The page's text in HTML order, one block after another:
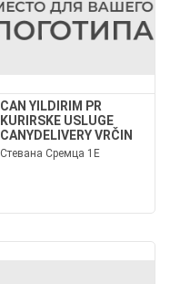
CAN YILDIRIM PR
KURIRSKE USLUGE
CANYDELIVERY VRČIN
Стевана Сремца 1Е